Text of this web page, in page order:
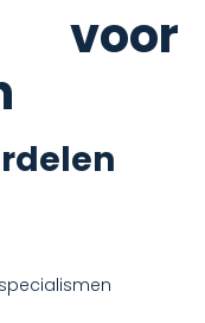
voor